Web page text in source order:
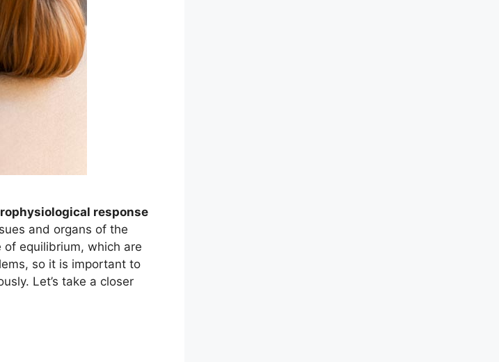
response
and organs of the
equilibrium, which are
so it is important to
Let’s take a closer